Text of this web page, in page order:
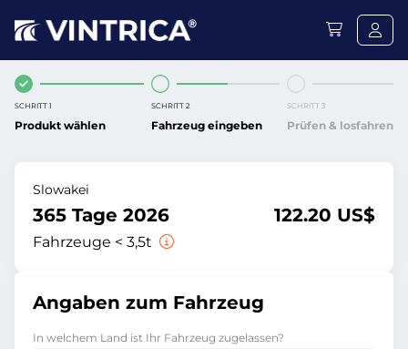
SCHRITT 1
Produkt wählen
SCHRITT 2
Fahrzeug eingeben
SCHRITT 3
Prüfen & losfahren
Slowakei
365 Tage 2026
Fahrzeuge < 3,5t
122.20 US$
Angaben zum Fahrzeug
In welchem Land ist Ihr Fahrzeug zugelassen?